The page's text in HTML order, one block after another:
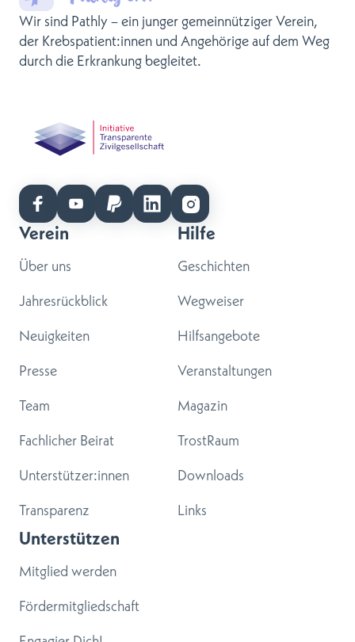
Wir sind Pathly – ein junger gemeinnütziger Verein,
der Krebspatient:innen und Angehörige auf dem Weg
durch die Erkrankung begleitet.
Verein
Über uns
Jahresrückblick
Neuigkeiten
Presse
Team
Fachlicher Beirat
Unterstützer:innen
Transparenz
Hilfe
Geschichten
Wegweiser
Hilfsangebote
Veranstaltungen
Magazin
TrostRaum
Downloads
Links
Unterstützen
Mitglied werden
Fördermitgliedschaft